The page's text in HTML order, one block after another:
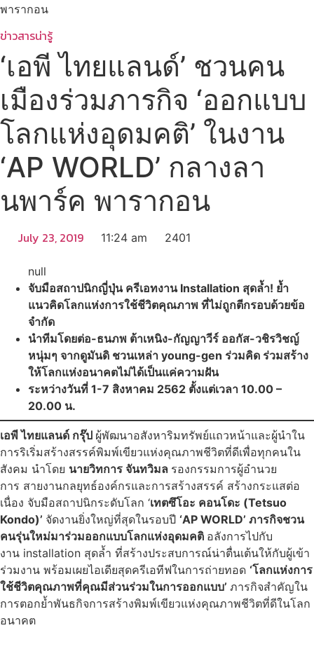
พารากอน
ข่าวสารน่ารู้
‘เอพี ไทยแลนด์’ ชวนคน
เมืองร่วมภารกิจ ‘ออกแบบ
โลกแห่งอุดมคติ’ ในงาน
‘AP WORLD’ กลางลา
นพาร์ค พารากอน
July 23, 2019 11:24 am 2401
null
จับมือสถาปนิกญี่ปุ่น ครีเอทงาน Installation สุดล้ำ! ย้ำ
แนวคิดโลกแห่งการใช้ชีวิตคุณภาพ ที่ไม่ถูกตีกรอบด้วยข้อ
จำกัด
นำทีมโดยต่อ-ธนภพ ต้าเหนิง-กัญญาวีร์ ออกัส-วชิรวิชญ์
หนุ่มๆ จากดูมันดิ ชวนเหล่า young-gen ร่วมคิด ร่วมสร้าง
ให้โลกแห่งอนาคตไม่ได้เป็นแค่ความฝัน
ระหว่างวันที่ 1-7 สิงหาคม 2562 ตั้งแต่เวลา 10.00 –
20.00 น.
เอพี ไทยแลนด์ กรุ๊ป ผู้พัฒนาอสังหาริมทรัพย์แถวหน้าและผู้นำใน
การริเริ่มสร้างสรรค์พิมพ์เขียวแห่งคุณภาพชีวิตที่ดีเพื่อทุกคนใน
สังคม นำโดย นายวิทการ จันทวิมล รองกรรมการผู้อำนวย
การ สายงานกลยุทธ์องค์กรและการสร้างสรรค์ สร้างกระแสต่อ
เนื่อง จับมือสถาปนิกระดับโลก ‘เทตซึโอะ คอนโดะ (Tetsuo
Kondo)’ จัดงานยิ่งใหญ่ที่สุดในรอบปี ‘AP WORLD’ ภารกิจชวน
คนรุ่นใหม่มาร่วมออกแบบโลกแห่งอุดมคติ อลังการไปกับ
งาน installation สุดล้ำ ที่สร้างประสบการณ์น่าตื่นเต้นให้กับผู้เข้า
ร่วมงาน พร้อมเผยไอเดียสุดครีเอทีฟในการถ่ายทอด ‘โลกแห่งการ
ใช้ชีวิตคุณภาพที่คุณมีส่วนร่วมในการออกแบบ’ ภารกิจสำคัญใน
การตอกย้ำพันธกิจการสร้างพิมพ์เขียวแห่งคุณภาพชีวิตที่ดีในโลก
อนาคต